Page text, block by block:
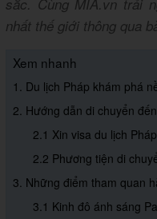
sắc. Cùng MIA.vn trải
nhất thế giới thông qua
Xem nhanh
1. Du lịch Pháp khám phá
2. Hướng dẫn di chuyển
2.1 Xin visa du lịch
2.2 Phương tiện di
3. Những điểm tham quan
3.1 Kinh đô ánh sáng